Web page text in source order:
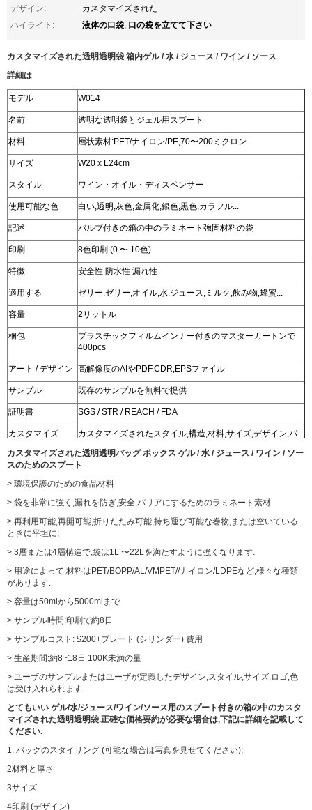
デザイン:
カスタマイズされた
ハイライト:
液体の口袋, 口の袋を立てて下さい
カスタマイズされた透明透明袋 箱内ゲル / 水 / ジュース / ワイン / ソース
詳細は
モデル W014
名前 透明な透明袋とジェル用スプート
材料 層状素材:PET/ナイロン/PE,70〜200ミクロン
サイズ W20 x L24cm
スタイル ワイン・オイル・ディスペンサー
使用可能な色 白い,透明,灰色,金属化,銀色,黒色,カラフル...
記述 バルブ付きの箱の中のラミネート強固材料の袋
印刷 8色印刷 (0 〜 10色)
特徴 安全性 防水性 漏れ性
適用する ゼリー,ゼリー,オイル,水,ジュース,ミルク,飲み物,蜂蜜...
容量 2リットル
梱包
プラスチックフィルムインナー付きのマスターカートンで
400pcs
アート / デザイン 高解像度のAIやPDF,CDR,EPSファイル
サンプル 既存のサンプルを無料で提供
証明書 SGS / STR / REACH / FDA
カスタマイズ
カスタマイズされたスタイル,構造,材料,サイズ,デザイン,パ
カスタマイズされた透明透明バッグ ボックス ゲル / 水 / ジュース / ワイン / ソー
スのためのスプート
> 環境保護のための食品材料
> 袋を非常に強く,漏れを防ぎ,安全,バリアにするためのラミネート素材
> 再利用可能,再開可能,折りたたみ可能,持ち運び可能な巻物,または空いている
ときに平坦に;
> 3層または4層構造で,袋は1L 〜22Lを満たすように強くなります.
> 用途によって,材料はPET/BOPP/AL/VMPET//ナイロン/LDPEなど,様々な種類
があります.
> 容量は50mlから5000mlまで
> サンプル時間:印刷で約8日
> サンプルコスト: $200+プレート (シリンダー) 費用
> 生産期間:約8~18日 100K未満の量
> ユーザのサンプルまたはユーザが定義したデザイン,スタイル,サイズ,ロゴ,色
は受け入れられます.
とてもいい ゲル/水/ジュース/ワイン/ソース用のスプート付きの箱の中のカスタ
マイズされた透明透明袋.正確な価格要約が必要な場合は,下記に詳細を記載して
ください.
1. バッグのスタイリング (可能な場合は写真を見せてください);
2材料と厚さ
3サイズ
4印刷 (デザイン)